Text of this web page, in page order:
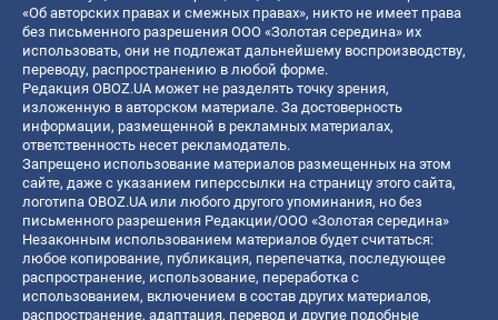
«Об авторских правах и смежных правах», никто не имеет права
без письменного разрешения ООО «Золотая середина» их
использовать, они не подлежат дальнейшему воспроизводству,
переводу, распространению в любой форме.
Редакция OBOZ.UA может не разделять точку зрения,
изложенную в авторском материале. За достоверность
информации, размещенной в рекламных материалах,
ответственность несет рекламодатель.
Запрещено использование материалов размещенных на этом
сайте, даже с указанием гиперссылки на страницу этого сайта,
логотипа OBOZ.UA или любого другого упоминания, но без
письменного разрешения Редакции/ООО «Золотая середина»
Незаконным использованием материалов будет считаться:
любое копирование, публикация, перепечатка, последующее
распространение, использование, переработка с
использованием, включением в состав других материалов,
распространение, адаптация, перевод и другие подобные